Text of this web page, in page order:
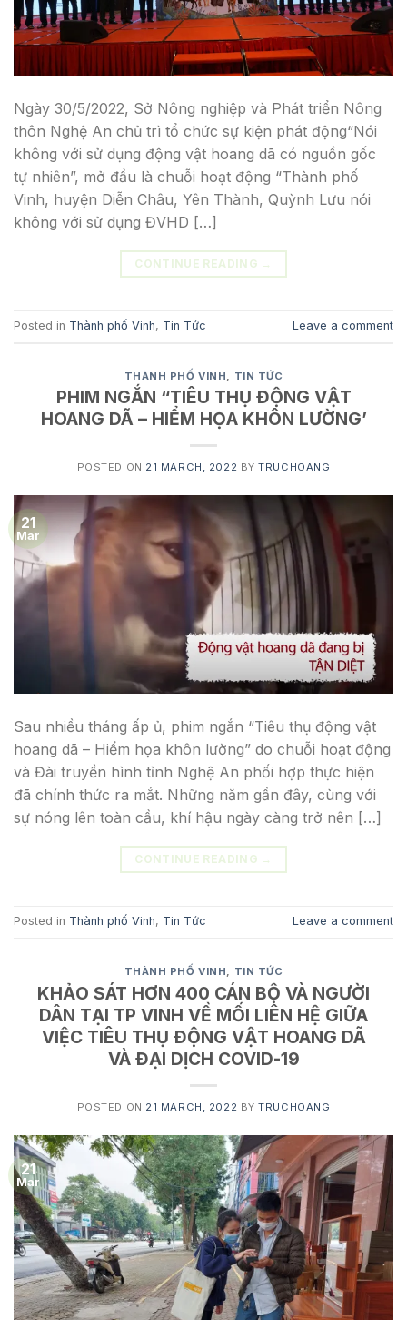
Ngày 30/5/2022, Sở Nông nghiệp và Phát triển Nông
thôn Nghệ An chủ trì tổ chức sự kiện phát động“Nói
không với sử dụng động vật hoang dã có nguồn gốc
tự nhiên”, mở đầu là chuỗi hoạt động “Thành phố
Vinh, huyện Diễn Châu, Yên Thành, Quỳnh Lưu nói
không với sử dụng ĐVHD […]
CONTINUE READING →
Posted in Thành phố Vinh, Tin Tức Leave a comment
THÀNH PHỐ VINH TIN TỨC
PHIM NGẮN “TIÊU THỤ ĐỘNG VẬT
HOANG DÃ – HIỂM HỌA KHÔN LƯỜNG’
POSTED ON 21 MARCH, 2022 BYTRUCHOANG
21
Mar
Sau nhiều tháng ấp ủ, phim ngắn “Tiêu thụ động vật
hoang dã – Hiểm họa khôn lường” do chuỗi hoạt động
và Đài truyền hình tỉnh Nghệ An phối hợp thực hiện
đã chính thức ra mắt. Những năm gần đây, cùng với
sự nóng lên toàn cầu, khí hậu ngày càng trở nên […]
CONTINUE READING →
Posted in Thành phố Vinh, Tin Tức Leave a comment
THÀNH PHỐ VINH, TIN TỨC
KHẢO SÁT HƠN 400 CÁN BỘ VÀ NGƯỜI
DÂN TẠI TP VINH VỀ MỐI LIÊN HỆ GIỮA
VIỆC TIÊU THỤ ĐỘNG VẬT HOANG DÃ
VÀ ĐẠI DỊCH COVID-19
POSTED ON 21 MARCH, 2022 BYTRUCHOANG
21
Mar